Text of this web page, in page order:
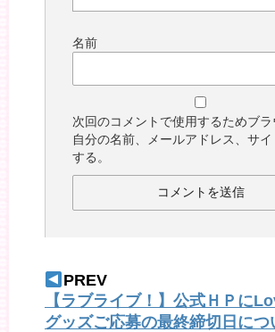
名前
次回のコメントで使用するためブラ
自分の名前、メールアドレス、サ
する。
PREV
【ラブライブ！】公式ＨＰに
グッズご応募の最終締切日につ